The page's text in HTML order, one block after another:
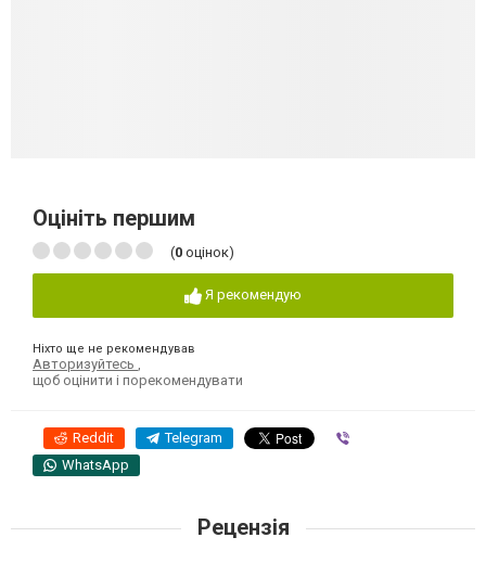
Оцініть першим
(0 оцінок)
Я рекомендую
Ніхто ще не рекомендував
Авторизуйтесь
щоб оцінити і порекомендувати
Reddit Telegram
WhatsApp
Рецензія